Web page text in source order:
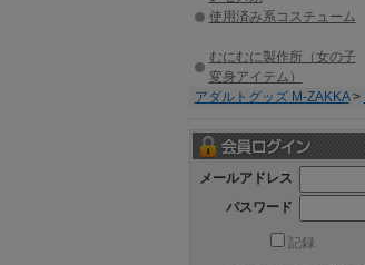
使用済み系コスチューム
むにむに製作所（女の子
変身アイテム）
アダルトグッズ M-ZAKKA>
メールアドレス
パスワード
記録